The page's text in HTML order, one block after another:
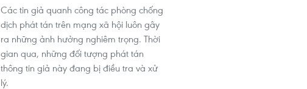
Các tin giả quanh công tác phòng chống
dịch phát tán trên mạng xã hội luôn gây
ra những ảnh hưởng nghiêm trọng. Thời
gian qua, những đối tượng phát tán
thông tin giả này đang bị điều tra và xử
lý.